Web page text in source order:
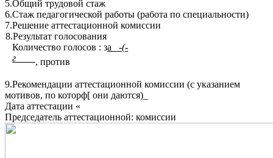
5.Общий трудовой стаж
6.Стаж педагогической работы (работа по специальности)
7.Решение аттестационной комиссии
8.Результат голосования
Количество голосов : за-(-
г , против
9.Рекомендации аттестационной комиссии (с указанием
мотивов, по которф[ они даются)_
Дата аттестации «
Председатель аттестационной: комиссии